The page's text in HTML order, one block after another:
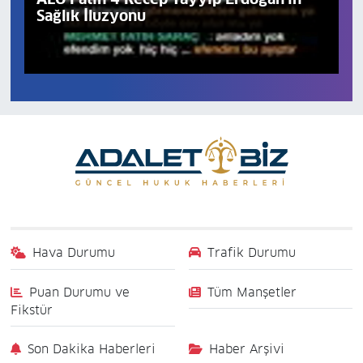
Sağlık İluzyonu
Hava Durumu Trafik Durumu
Puan Durumu ve
Fikstür
Tüm Manşetler
Son Dakika Haberleri Haber Arşivi